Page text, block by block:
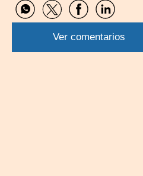
Compartir
por
WhatsApp
Compartir
por
Twitter
Compartir
por
Facebook
Compartir
por
Linkedin
Ver comentarios